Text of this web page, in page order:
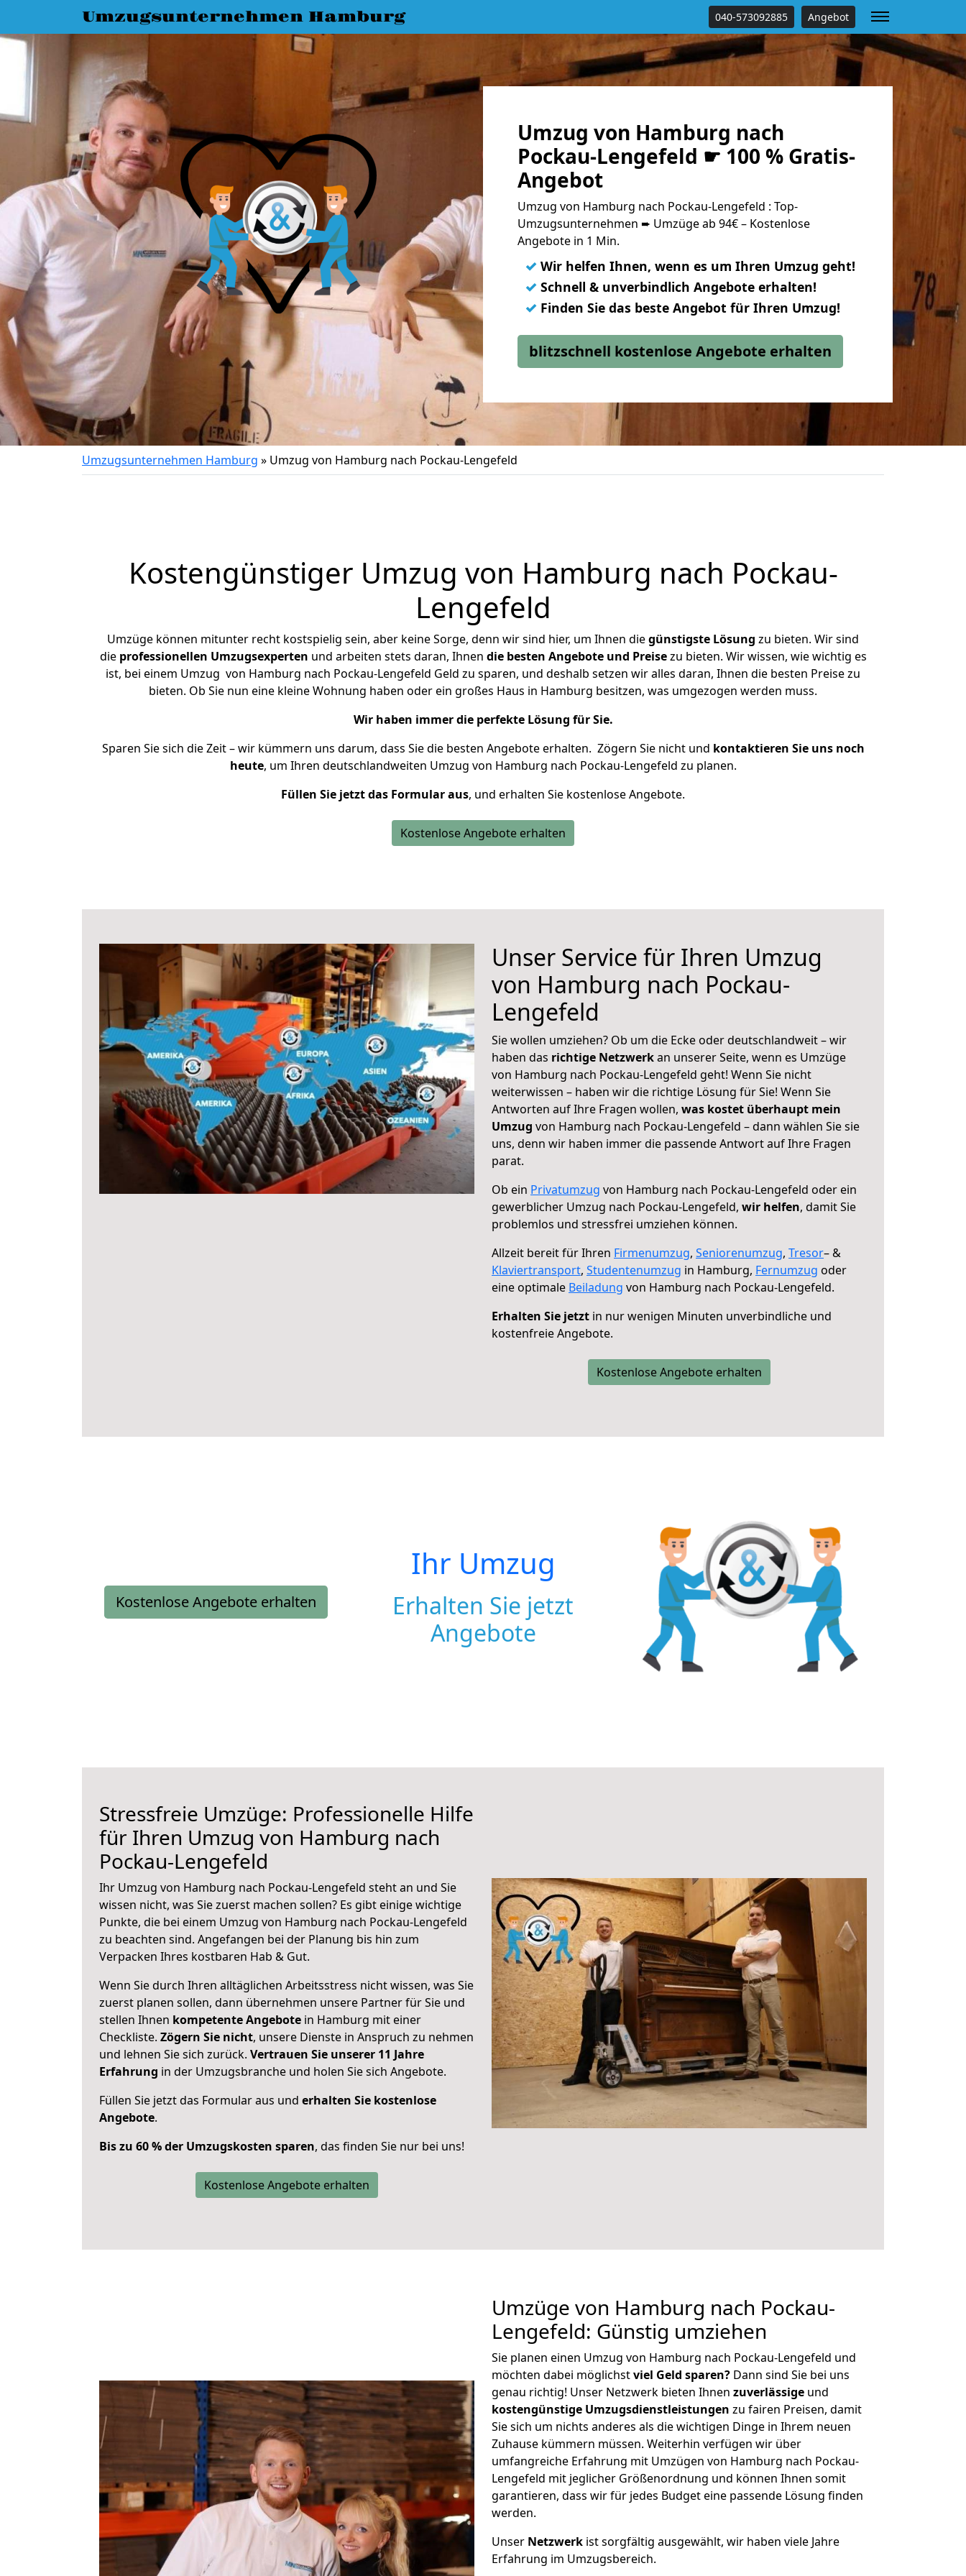
Umzugsunternehmen Hamburg 040-573092885 Angebot
Umzug von Hamburg nach
Pockau-Lengefeld ☛ 100 % Gratis-
Angebot
Umzug von Hamburg nach Pockau-Lengefeld : Top-
Umzugsunternehmen ➨ Umzüge ab 94€ – Kostenlose
Angebote in 1 Min.
✓ Wir helfen Ihnen, wenn es um Ihren Umzug geht!
✓ Schnell & unverbindlich Angebote erhalten!
✓ Finden Sie das beste Angebot für Ihren Umzug!
blitzschnell kostenlose Angebote erhalten
Umzugsunternehmen Hamburg » Umzug von Hamburg nach Pockau-Lengefeld
Kostengünstiger Umzug von Hamburg nach Pockau-
Lengefeld
Umzüge können mitunter recht kostspielig sein, aber keine Sorge, denn wir sind hier, um Ihnen diegünstigste Lösung zu bieten. Wir sind
die professionellen Umzugsexperten und arbeiten stets daran, Ihnen die besten Angebote und Preisezu bieten. Wir wissen, wie wichtig es
ist, bei einem Umzug von Hamburg nach Pockau-Lengefeld Geld zu sparen, und deshalb setzen wir alles daran, Ihnen die besten Preise zu
bieten. Ob Sie nun eine kleine Wohnung haben oder ein großes Haus in Hamburg besitzen, was umgezogen werden muss.
Wir haben immer die perfekte Lösung für Sie.
Sparen Sie sich die Zeit – wir kümmern uns darum, dass Sie die besten Angebote erhalten. Zögern Sie nicht und kontaktieren Sie uns noch
heute, um Ihren deutschlandweiten Umzug von Hamburg nach Pockau-Lengefeld zu planen.
Füllen Sie jetzt das Formular aus, und erhalten Sie kostenlose Angebote.
Kostenlose Angebote erhalten
Unser Service für Ihren Umzug
von Hamburg nach Pockau-
Lengefeld
Sie wollen umziehen? Ob um die Ecke oder deutschlandweit – wir
haben das richtige Netzwerkan unserer Seite, wenn es Umzüge
von Hamburg nach Pockau-Lengefeld geht! Wenn Sie nicht
weiterwissen – haben wir die richtige Lösung für Sie! Wenn Sie
Antworten auf Ihre Fragen wollen, was kostet überhaupt mein
Umzug von Hamburg nach Pockau-Lengefeld – dann wählen Sie sie
uns, denn wir haben immer die passende Antwort auf Ihre Fragen
parat.
Ob ein Privatumzug von Hamburg nach Pockau-Lengefeld oder ein
gewerblicher Umzug nach Pockau-Lengefeld, wir helfen, damit Sie
problemlos und stressfrei umziehen können.
Allzeit bereit für Ihren Firmenumzug, Seniorenumzug, Tresor– &
Klaviertransport, Studentenumzug in Hamburg, Fernumzug oder
eine optimale Beiladung von Hamburg nach Pockau-Lengefeld.
Erhalten Sie jetzt in nur wenigen Minuten unverbindliche und
kostenfreie Angebote.
Kostenlose Angebote erhalten
Kostenlose Angebote erhalten
Ihr Umzug
Erhalten Sie jetzt
Angebote
Stressfreie Umzüge: Professionelle Hilfe
für Ihren Umzug von Hamburg nach
Pockau-Lengefeld
Ihr Umzug von Hamburg nach Pockau-Lengefeld steht an und Sie
wissen nicht, was Sie zuerst machen sollen? Es gibt einige wichtige
Punkte, die bei einem Umzug von Hamburg nach Pockau-Lengefeld
zu beachten sind. Angefangen bei der Planung bis hin zum
Verpacken Ihres kostbaren Hab & Gut.
Wenn Sie durch Ihren alltäglichen Arbeitsstress nicht wissen, was Sie
zuerst planen sollen, dann übernehmen unsere Partner für Sie und
stellen Ihnen kompetente Angebote in Hamburg mit einer
Checkliste. Zögern Sie nicht, unsere Dienste in Anspruch zu nehmen
und lehnen Sie sich zurück. Vertrauen Sie unserer 11 Jahre
Erfahrung in der Umzugsbranche und holen Sie sich Angebote.
Füllen Sie jetzt das Formular aus und erhalten Sie kostenlose
Angebote.
Bis zu 60 % der Umzugskosten sparen, das finden Sie nur bei uns!
Kostenlose Angebote erhalten
Umzüge von Hamburg nach Pockau-
Lengefeld: Günstig umziehen
Sie planen einen Umzug von Hamburg nach Pockau-Lengefeld und
möchten dabei möglichstviel Geld sparen? Dann sind Sie bei uns
genau richtig! Unser Netzwerk bieten Ihnen zuverlässige und
kostengünstige Umzugsdienstleistungen zu fairen Preisen, damit
Sie sich um nichts anderes als die wichtigen Dinge in Ihrem neuen
Zuhause kümmern müssen. Weiterhin verfügen wir über
umfangreiche Erfahrung mit Umzügen von Hamburg nach Pockau-
Lengefeld mit jeglicher Größenordnung und können Ihnen somit
garantieren, dass wir für jedes Budget eine passende Lösung finden
werden.
Unser Netzwerk ist sorgfältig ausgewählt, wir haben viele Jahre
Erfahrung im Umzugsbereich.